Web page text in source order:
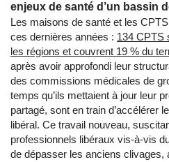
enjeux de santé d’un bassin
Les maisons de santé et les
ces dernières années : 134 CPTS
les régions et couvrent 19 % du
après avoir approfondi leur
des commissions médicales de
temps qu’ils mettaient à jour leur
partagé, sont en train d’accélérer
libéral. Ce travail nouveau,
professionnels libéraux vis-à-vis
de dépasser les anciens clivages,